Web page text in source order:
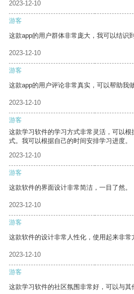
2023-12-10
游客
这款app的用户群体非常庞大，我可以结识
2023-12-10
游客
这款app的用户评论非常真实，可以帮助我
2023-12-10
游客
这款学习软件的学习方式非常灵活，可以
式。我可以根据自己的时间安排学习进度。
2023-12-10
游客
这款软件的界面设计非常简洁，一目了然。
2023-12-10
游客
这款软件的设计非常人性化，使用起来非常
2023-12-10
游客
这款学习软件的社区氛围非常好，可以与其